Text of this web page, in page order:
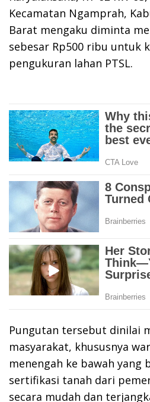
Kecamatan Ngamprah,
Barat mengaku diminta
sebesar Rp500 ribu untuk
pengukuran lahan PTSL.
Pungutan tersebut dinilai
masyarakat, khususnya
menengah ke bawah yang
sertifikasi tanah dari
secara mudah dan